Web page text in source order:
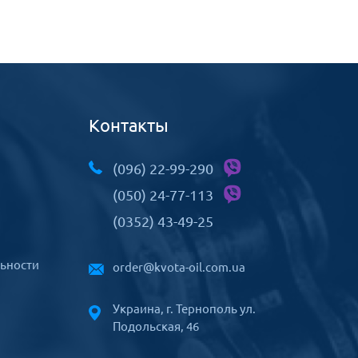
Контакты
(096) 22-99-290
(050) 24-77-113
(0352) 43-49-25
order@kvota-oil.com.ua
Украина, г. Тернополь ул.
Подольская, 46